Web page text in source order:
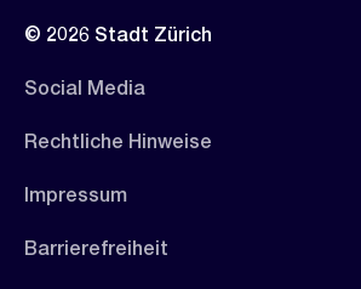
© 2026 Stadt Zürich
Social Media
Rechtliche Hinweise
Impressum
Barrierefreiheit